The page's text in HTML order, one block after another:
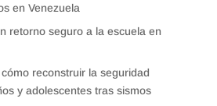
en Venezuela
retorno seguro a la escuela en
reconstruir la seguridad
y adolescentes tras sismos